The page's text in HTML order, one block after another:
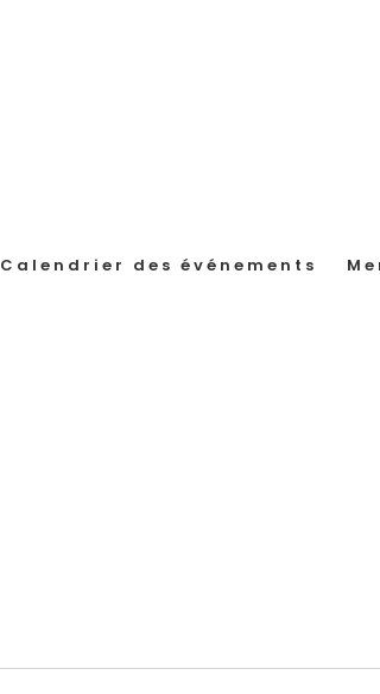
Calendrier des événements